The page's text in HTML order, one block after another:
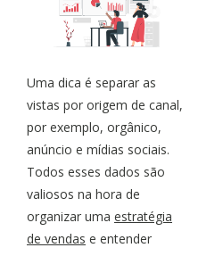
Uma dica é separar as
vistas por origem de canal,
por exemplo, orgânico,
anúncio e mídias sociais.
Todos esses dados são
valiosos na hora de
organizar uma estratégia
de vendas e entender